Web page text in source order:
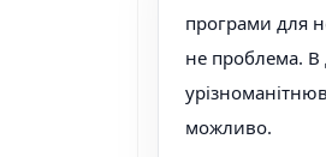
програми для
не проблема. В
можливо.